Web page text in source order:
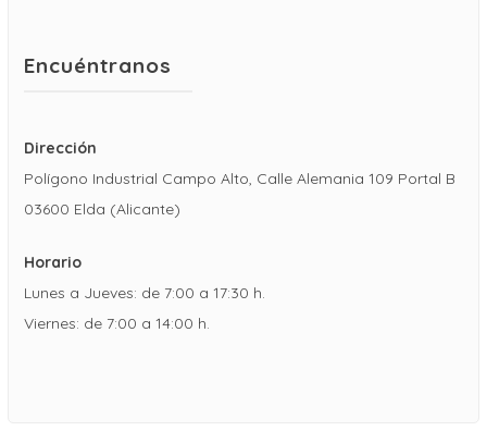
Encuéntranos
Dirección
Polígono Industrial Campo Alto, Calle Alemania 109 Portal B
03600 Elda (Alicante)
Horario
Lunes a Jueves: de 7:00 a 17:30 h.
Viernes: de 7:00 a 14:00 h.